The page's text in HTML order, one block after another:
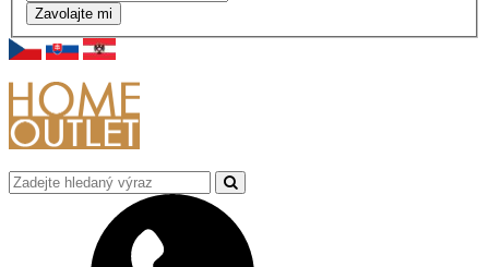
Zavolajte mi